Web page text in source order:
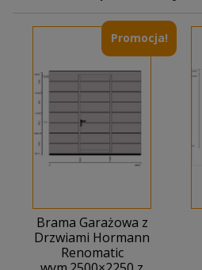
Promocja!
Brama Garażowa z
Drzwiami Hormann
Renomatic